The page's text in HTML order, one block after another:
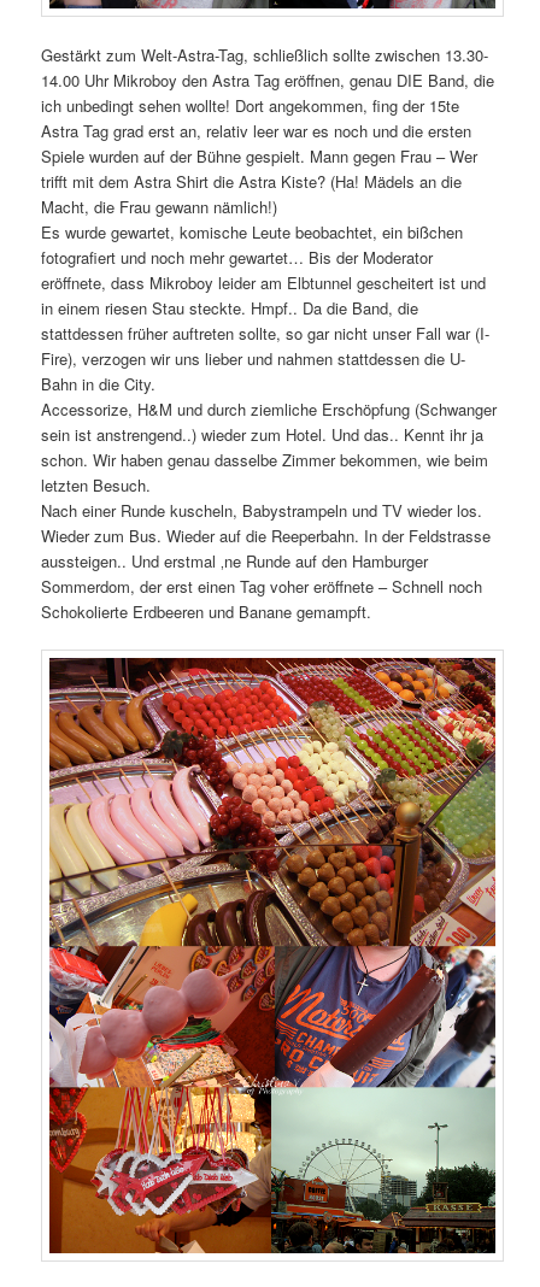
Gestärkt zum Welt-Astra-Tag, schließlich sollte zwischen 13.30-
14.00 Uhr Mikroboy den Astra Tag eröffnen, genau DIE Band, die
ich unbedingt sehen wollte! Dort angekommen, fing der 15te
Astra Tag grad erst an, relativ leer war es noch und die ersten
Spiele wurden auf der Bühne gespielt. Mann gegen Frau – Wer
trifft mit dem Astra Shirt die Astra Kiste? (Ha! Mädels an die
Macht, die Frau gewann nämlich!)
Es wurde gewartet, komische Leute beobachtet, ein bißchen
fotografiert und noch mehr gewartet… Bis der Moderator
eröffnete, dass Mikroboy leider am Elbtunnel gescheitert ist und
in einem riesen Stau steckte. Hmpf.. Da die Band, die
stattdessen früher auftreten sollte, so gar nicht unser Fall war (I-
Fire), verzogen wir uns lieber und nahmen stattdessen die U-
Bahn in die City.
Accessorize, H&M und durch ziemliche Erschöpfung (Schwanger
sein ist anstrengend..) wieder zum Hotel. Und das.. Kennt ihr ja
schon. Wir haben genau dasselbe Zimmer bekommen, wie beim
letzten Besuch.
Nach einer Runde kuscheln, Babystrampeln und TV wieder los.
Wieder zum Bus. Wieder auf die Reeperbahn. In der Feldstrasse
aussteigen.. Und erstmal ‚ne Runde auf den Hamburger
Sommerdom, der erst einen Tag voher eröffnete – Schnell noch
Schokolierte Erdbeeren und Banane gemampft.